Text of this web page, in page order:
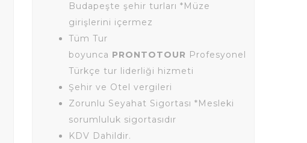
Budapeşte şehir turları *Müze
girişlerini içermez
Tüm Tur
boyunca PRONTOTOUR Profesyonel
Türkçe tur liderliği hizmeti
Şehir ve Otel vergileri
Zorunlu Seyahat Sigortası *Mesleki
sorumluluk sigortasıdır
KDV Dahildir.